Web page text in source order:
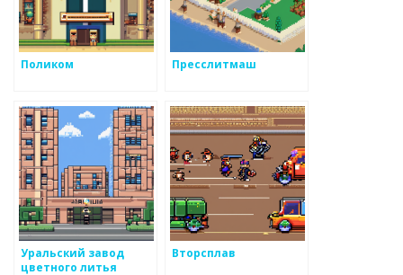
Поликом Пресслитмаш
Уральский завод
цветного литья
Вторсплав